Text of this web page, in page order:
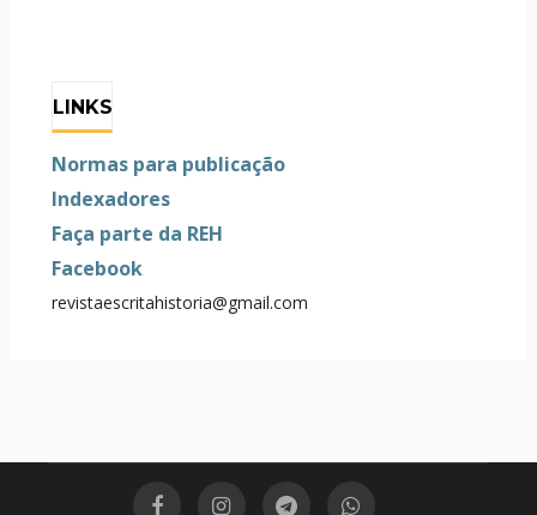
LINKS
Normas para publicação
Indexadores
Faça parte da REH
Facebook
revistaescritahistoria@gmail.com